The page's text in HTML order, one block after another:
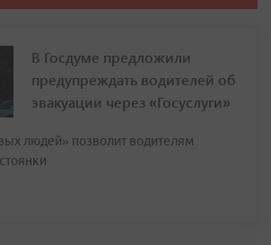
В Госдуме предложили
предупреждать водителей об
эвакуации через «Госуслуги»
людей» позволит водителям